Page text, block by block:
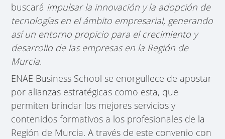
buscará impulsar la innovación y la adopción de
tecnologías en el ámbito empresarial, generando
así un entorno propicio para el crecimiento y
desarrollo de las empresas en la Región de
Murcia.
ENAE Business School se enorgullece de apostar
por alianzas estratégicas como esta, que
permiten brindar los mejores servicios y
contenidos formativos a los profesionales de la
Región de Murcia. A través de este convenio con